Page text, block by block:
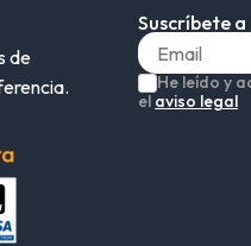
de
Suscríbete
He leído y
el aviso legal